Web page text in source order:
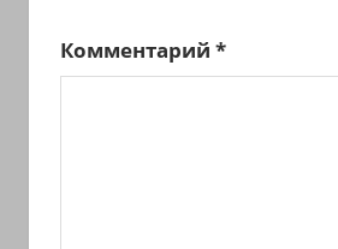
Комментарий *